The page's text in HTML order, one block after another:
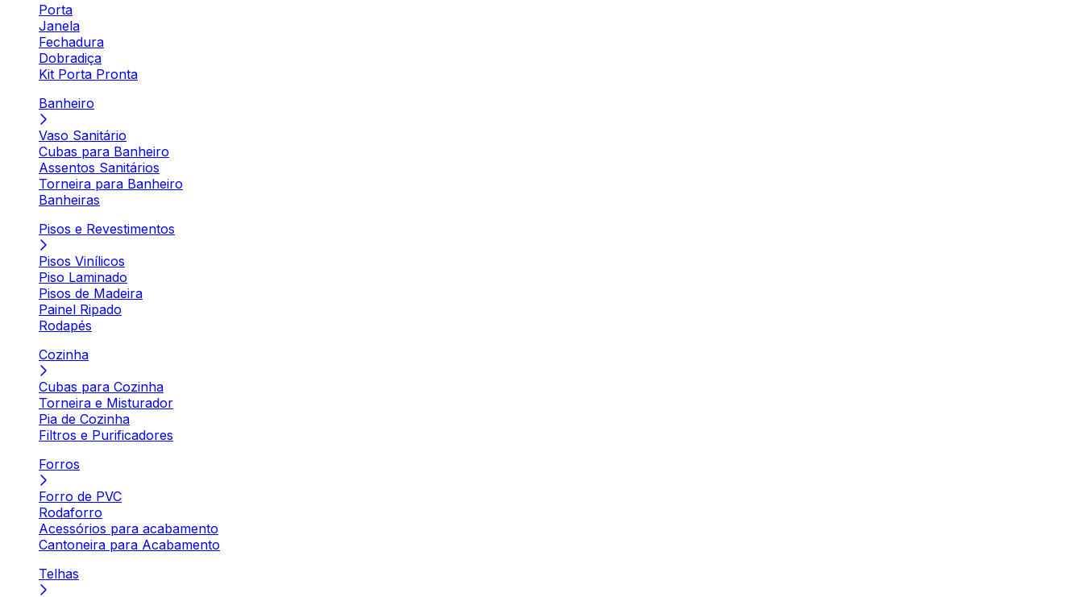
Porta
Janela
Fechadura
Dobradiça
Kit Porta Pronta
Banheiro
Vaso Sanitário
Cubas para Banheiro
Assentos Sanitários
Torneira para Banheiro
Banheiras
Pisos e Revestimentos
Pisos Vinílicos
Piso Laminado
Pisos de Madeira
Painel Ripado
Rodapés
Cozinha
Cubas para Cozinha
Torneira e Misturador
Pia de Cozinha
Filtros e Purificadores
Forros
Forro de PVC
Rodaforro
Acessórios para acabamento
Cantoneira para Acabamento
Telhas